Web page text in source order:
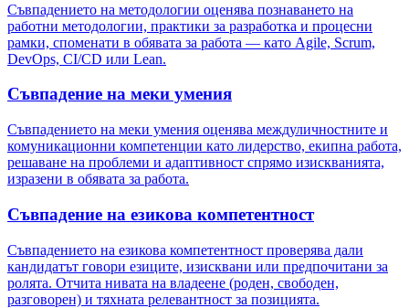
Съвпадението на методологии оценява познаването на
работни методологии, практики за разработка и процесни
рамки, споменати в обявата за работа — като Agile, Scrum,
DevOps, CI/CD или Lean.
Съвпадение на меки умения
Съвпадението на меки умения оценява междуличностните и
комуникационни компетенции като лидерство, екипна работа,
решаване на проблеми и адаптивност спрямо изискванията,
изразени в обявата за работа.
Съвпадение на езикова компетентност
Съвпадението на езикова компетентност проверява дали
кандидатът говори езиците, изисквани или предпочитани за
ролята. Отчита нивата на владеене (роден, свободен,
разговорен) и тяхната релевантност за позицията.